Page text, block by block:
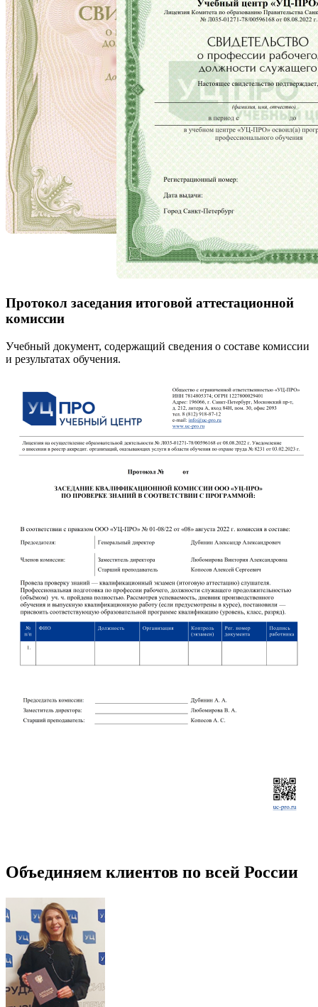
Протокол заседания итоговой аттестационной
комиссии
Учебный документ, содержащий сведения о составе комиссии
и результатах обучения.
Объединяем клиентов по всей России